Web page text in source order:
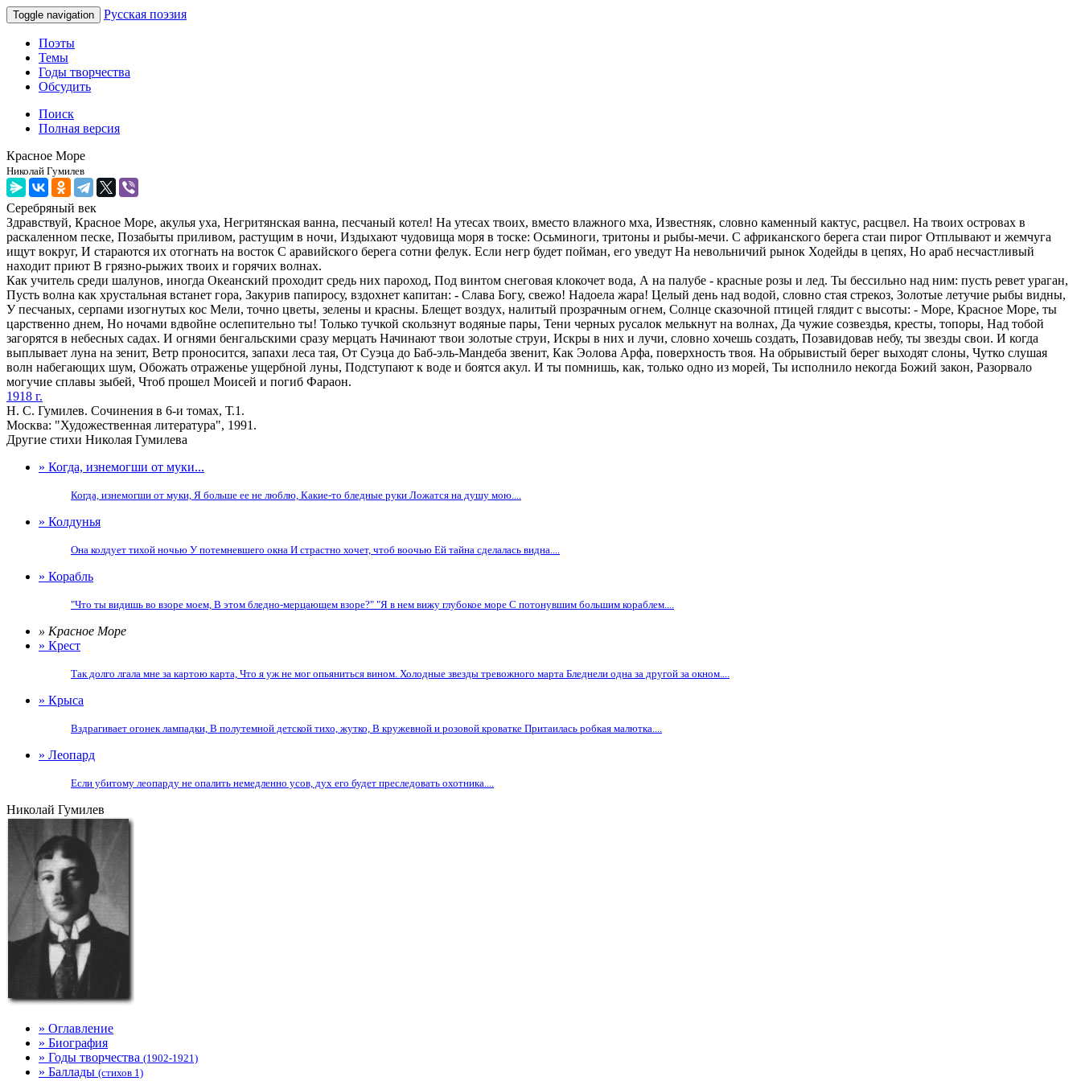
Toggle navigation Русская поэзия
Поэты
Темы
Годы творчества
Обсудить
Поиск
Полная версия
Красное Море
Николай Гумилев
Серебряный век
Здравствуй, Красное Море, акулья уха, Негритянская ванна, песчаный котел! На утесах твоих, вместо влажного мха, Известняк, словно каменный кактус, расцвел. На твоих островах в
раскаленном песке, Позабыты приливом, растущим в ночи, Издыхают чудовища моря в тоске: Осьминоги, тритоны и рыбы-мечи. С африканского берега стаи пирог Отплывают и жемчуга
ищут вокруг, И стараются их отогнать на восток С аравийского берега сотни фелук. Если негр будет пойман, его уведут На невольничий рынок Ходейды в цепях, Но араб несчастливый
находит приют В грязно-рыжих твоих и горячих волнах.
Как учитель среди шалунов, иногда Океанский проходит средь них пароход, Под винтом снеговая клокочет вода, А на палубе - красные розы и лед. Ты бессильно над ним: пусть ревет ураган,
Пусть волна как хрустальная встанет гора, Закурив папиросу, вздохнет капитан: - Слава Богу, свежо! Надоела жара! Целый день над водой, словно стая стрекоз, Золотые летучие рыбы видны,
У песчаных, серпами изогнутых кос Мели, точно цветы, зелены и красны. Блещет воздух, налитый прозрачным огнем, Солнце сказочной птицей глядит с высоты: - Море, Красное Море, ты
царственно днем, Но ночами вдвойне ослепительно ты! Только тучкой скользнут водяные пары, Тени черных русалок мелькнут на волнах, Да чужие созвездья, кресты, топоры, Над тобой
загорятся в небесных садах. И огнями бенгальскими сразу мерцать Начинают твои золотые струи, Искры в них и лучи, словно хочешь создать, Позавидовав небу, ты звезды свои. И когда
выплывает луна на зенит, Ветр проносится, запахи леса тая, От Суэца до Баб-эль-Мандеба звенит, Как Эолова Арфа, поверхность твоя. На обрывистый берег выходят слоны, Чутко слушая
волн набегающих шум, Обожать отраженье ущербной луны, Подступают к воде и боятся акул. И ты помнишь, как, только одно из морей, Ты исполнило некогда Божий закон, Разорвало
могучие сплавы зыбей, Чтоб прошел Моисей и погиб Фараон.
1918 г.
Н. С. Гумилев. Сочинения в 6-и томах, Т.1.
Москва: "Художественная литература", 1991.
Другие стихи Николая Гумилева
» Когда, изнемогши от муки...
Когда, изнемогши от муки, Я больше ее не люблю, Какие-то бледные руки Ложатся на душу мою....
» Колдунья
Она колдует тихой ночью У потемневшего окна И страстно хочет, чтоб воочью Ей тайна сделалась видна....
» Корабль
"Что ты видишь во взоре моем, В этом бледно-мерцающем взоре?" "Я в нем вижу глубокое море С потонувшим большим кораблем....
» Красное Море
» Крест
Так долго лгала мне за картою карта, Что я уж не мог опьяниться вином. Холодные звезды тревожного марта Бледнели одна за другой за окном....
» Крыса
Вздрагивает огонек лампадки, В полутемной детской тихо, жутко, В кружевной и розовой кроватке Притаилась робкая малютка....
» Леопард
Если убитому леопарду не опалить немедленно усов, дух его будет преследовать охотника....
Николай Гумилев
» Оглавление
» Биография
» Годы творчества (1902-1921)
» Баллады (стихов 1)